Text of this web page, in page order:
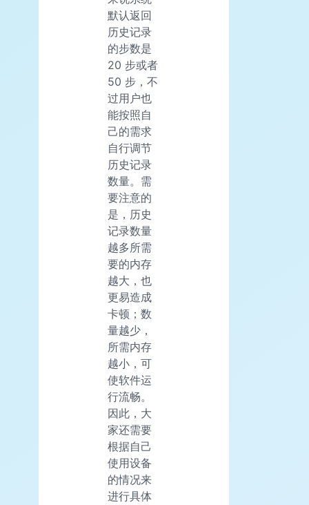
默认返回
历史记录
的步数是
20 步或者
50 步，不
过用户也
能按照自
己的需求
自行调节
历史记录
数量。需
要注意的
是，历史
记录数量
越多所需
要的内存
越大，也
更易造成
卡顿；数
量越少，
所需内存
越小，可
使软件运
行流畅。
因此，大
家还需要
根据自己
使用设备
的情况来
进行具体